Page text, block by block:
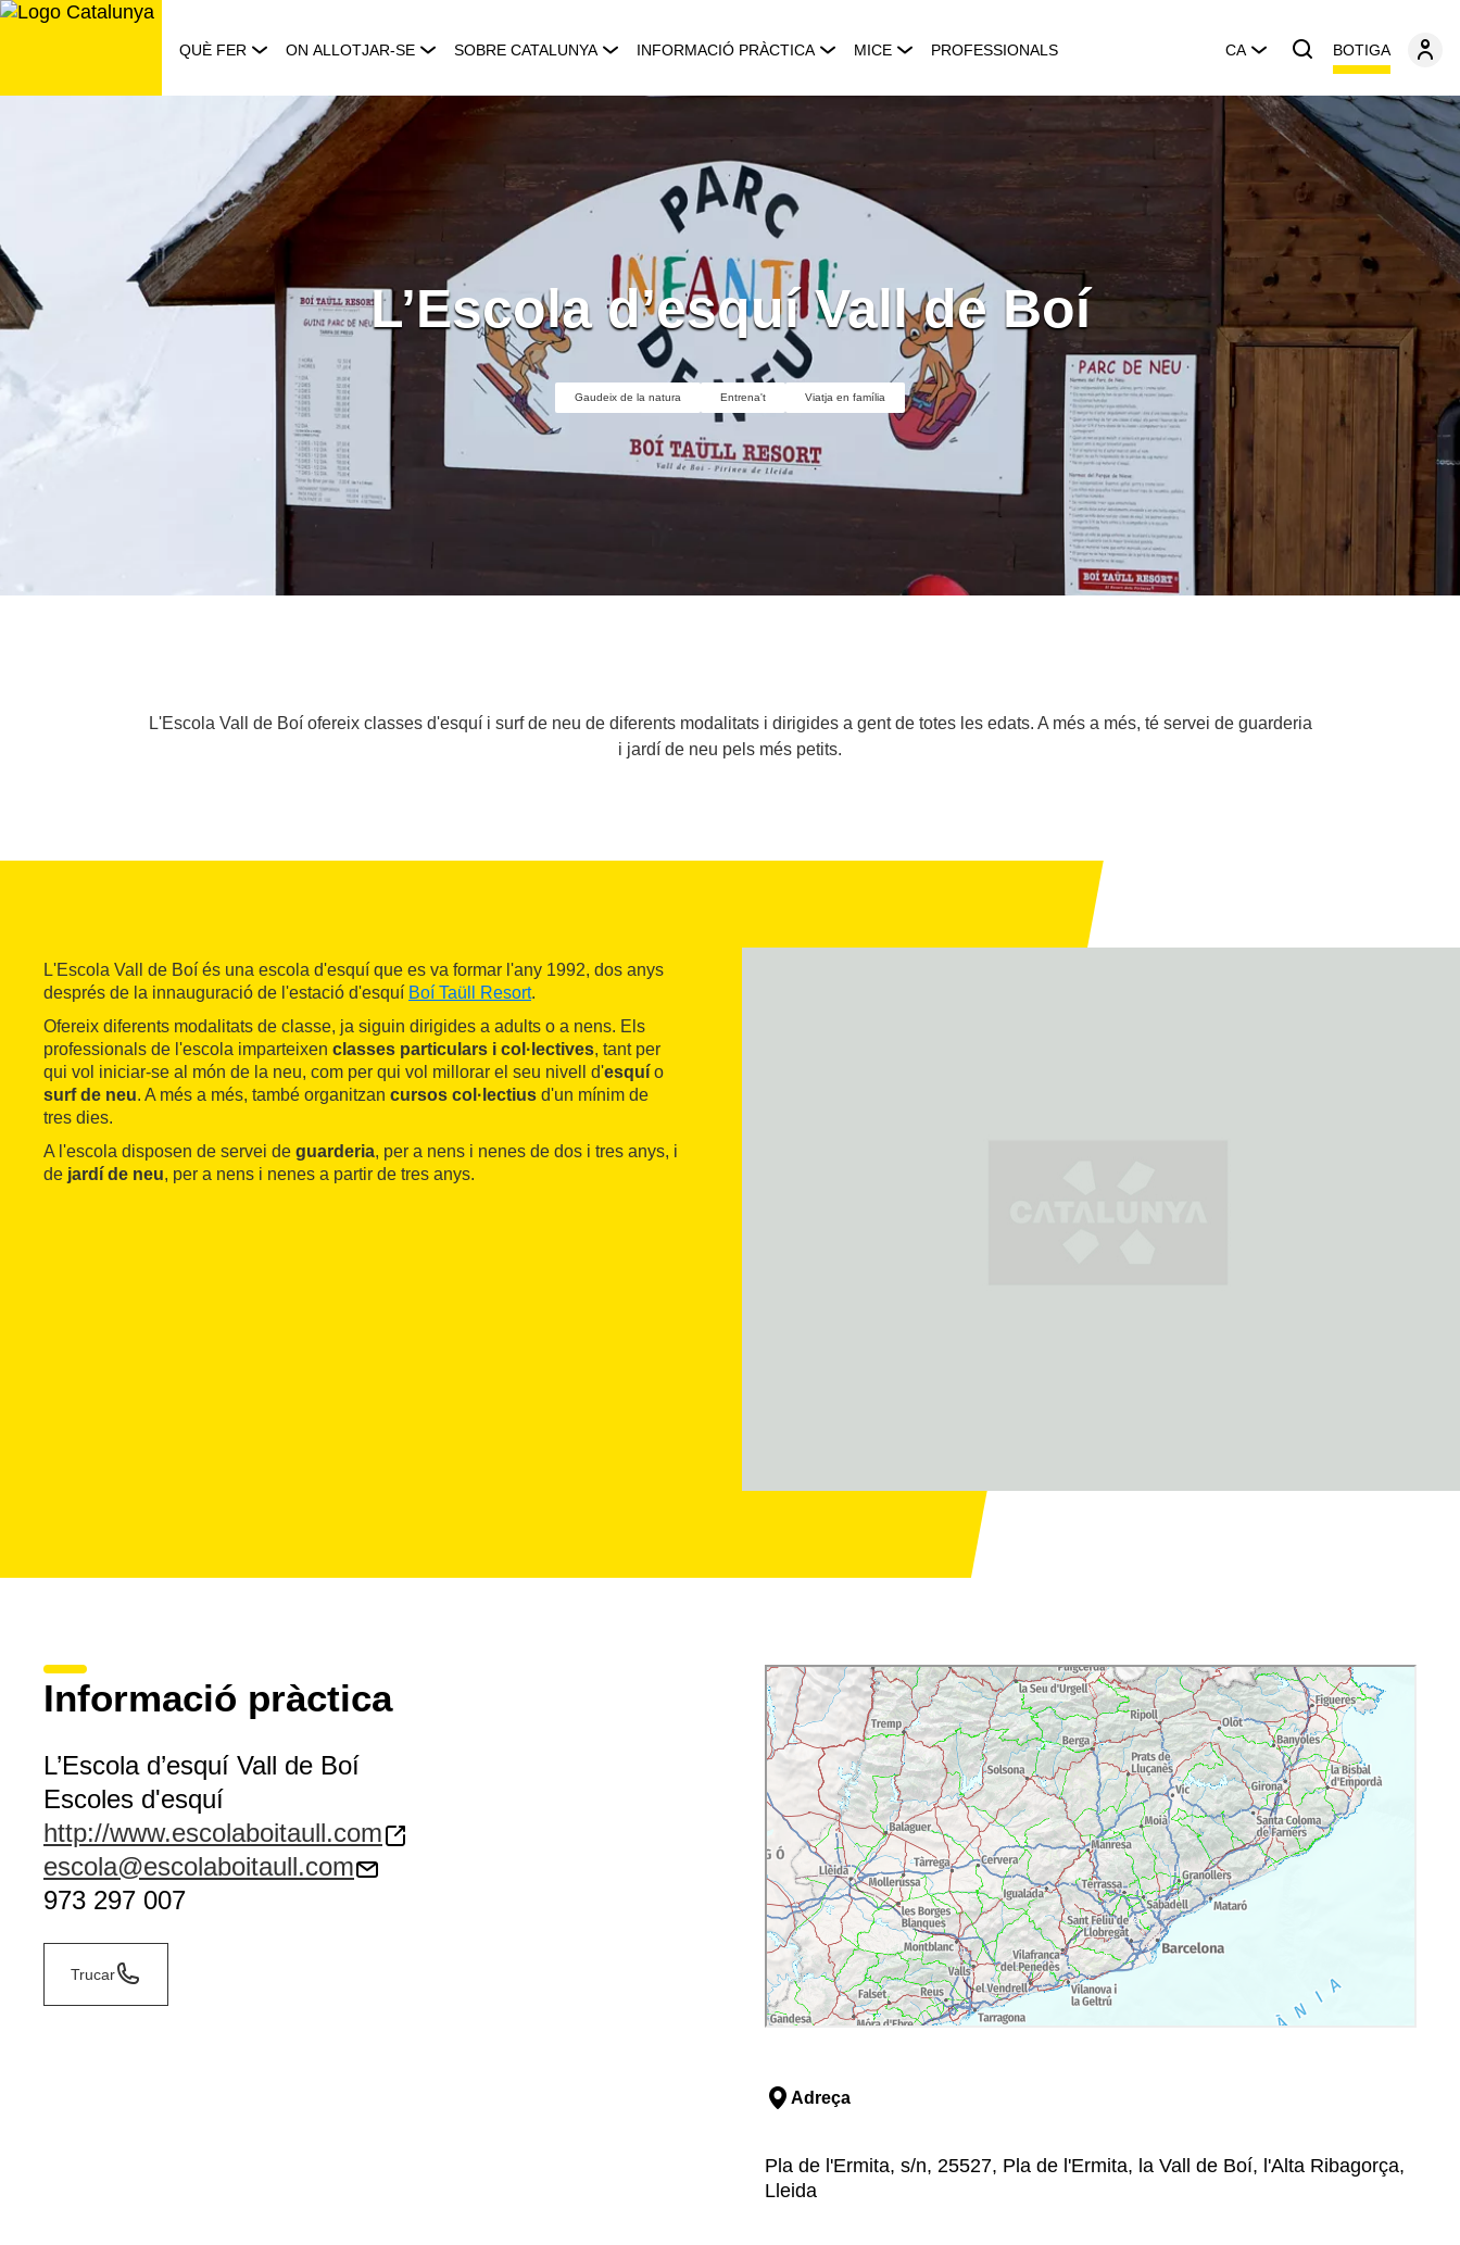
Saltar
QUÈ FER ON ALLOTJAR-SE SOBRE CATALUNYA INFORMACIÓ PRÀCTICA MICE PROFESSIONALS CA BOTIGA
L’Escola d’esquí Vall de Boí
Gaudeix de la natura Entrena't Viatja en família
L'Escola Vall de Boí ofereix classes d'esquí i surf de neu de diferents modalitats i dirigides a gent de totes les edats. A més a més, té servei de guarderia
i jardí de neu pels més petits.
L'Escola Vall de Boí és una escola d'esquí que es va formar l'any 1992, dos anys
després de la innauguració de l'estació d'esquí Boí Taüll Resort.
Ofereix diferents modalitats de classe, ja siguin dirigides a adults o a nens. Els
professionals de l'escola imparteixen classes particulars i col·lectives, tant per
qui vol iniciar-se al món de la neu, com per qui vol millorar el seu nivell d'esquí o
surf de neu. A més a més, també organitzan cursos col·lectius d'un mínim de
tres dies.
A l'escola disposen de servei de guarderia, per a nens i nenes de dos i tres anys, i
de jardí de neu, per a nens i nenes a partir de tres anys.
Informació pràctica
L’Escola d’esquí Vall de Boí
Escoles d'esquí
http://www.escolaboitaull.com
escola@escolaboitaull.com
973 297 007
Trucar
Adreça
Pla de l'Ermita, s/n, 25527, Pla de l'Ermita, la Vall de Boí, l'Alta Ribagorça,
Lleida